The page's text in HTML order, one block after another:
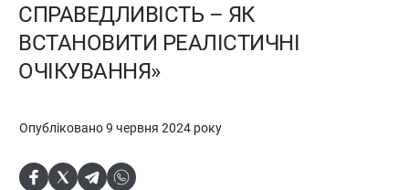
СПРАВЕДЛИВІСТЬ – ЯК
ВСТАНОВИТИ РЕАЛІСТИЧНІ
ОЧІКУВАННЯ»
Опубліковано 9 червня 2024 року